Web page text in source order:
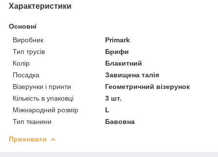
Характеристики
Основні
Виробник
Primark
Тип трусів
Брифи
Колір
Блакитний
Посадка
Завищена талія
Візерунки і принти
Геометричний візерунок
Кількість в упаковці
3 шт.
Міжнародний розмір
L
Тип тканини
Бавовна
Приховати